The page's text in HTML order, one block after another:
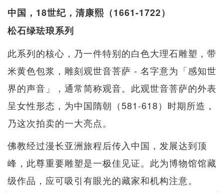
中国，18世纪，清康熙（1661-1722）
松石绿珐琅系列
此系列的核心，乃一件特别的白色大理石雕塑，带
米黄色包浆，雕刻观世音菩萨 - 名字意为「感知世
界的声音」，通常简称观音。此观世音菩萨的外表
呈女性形态，为中国隋朝（581-618）时期所造，
乃这次拍卖的一大亮点。
佛教经过漫长亚洲旅程后传入中国，发展达到顶
峰，此尊重要雕塑是一极佳见证。此为博物馆馆藏
级作品，应可吸引有眼光的藏家和机构注意。